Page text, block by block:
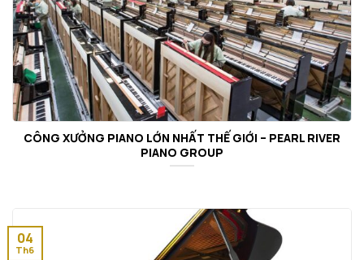
CÔNG XƯỞNG PIANO LỚN NHẤT THẾ GIỚI – PEARL RIVER
PIANO GROUP
04
Th6